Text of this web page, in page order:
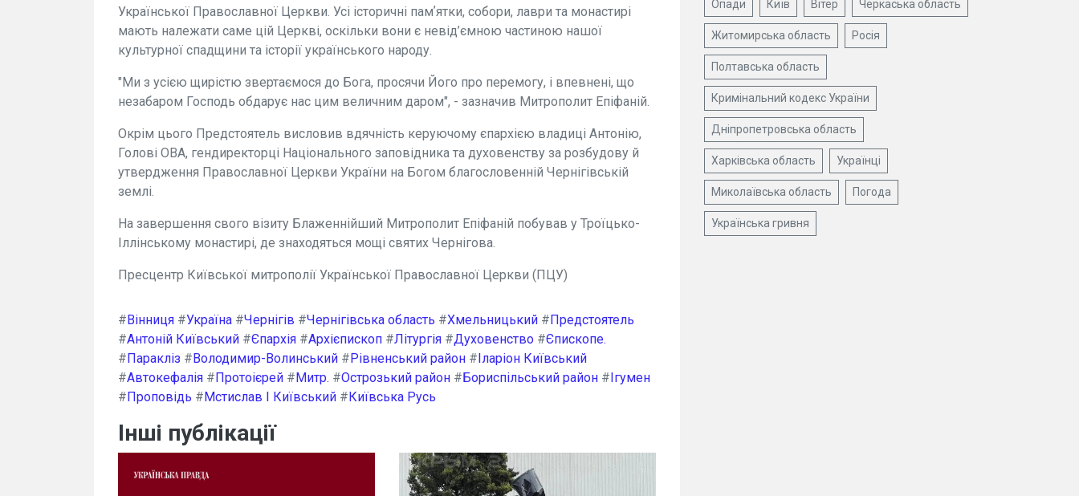
Української Православної Церкви. Усі історичні памʼятки, собори, лаври та монастирі
мають належати саме цій Церкві, оскільки вони є невід’ємною частиною нашої
культурної спадщини та історії українського народу.
"Ми з усією щирістю звертаємося до Бога, просячи Його про перемогу, і впевнені, що
незабаром Господь обдарує нас цим величним даром", - зазначив Митрополит Епіфаній.
Окрім цього Предстоятель висловив вдячність керуючому єпархією владиці Антонію,
Голові ОВА, гендиректорці Національного заповідника та духовенству за розбудову й
утвердження Православної Церкви України на Богом благословенній Чернігівській
землі.
На завершення свого візиту Блаженнійший Митрополит Епіфаній побував у Троїцько-
Іллінському монастирі, де знаходяться мощі святих Чернігова.
Пресцентр Київської митрополії Української Православної Церкви (ПЦУ)
#Вінниця #Україна #Чернігів #Чернігівська область #Хмельницький #Предстоятель
#Антоній Київський #Єпархія #Архієпископ #Літургія #Духовенство #Єпископе.
#Паракліз #Володимир-Волинський #Рівненський район #Іларіон Київський
#Автокефалія #Протоієрей #Митр. #Острозький район #Бориспільський район #Ігумен
#Проповідь #Мстислав I Київський #Київська Русь
Інші публікації
Опади Київ Вітер Черкаська область
Житомирська область Росія
Полтавська область
Кримінальний кодекс України
Дніпропетровська область
Харківська область Українці
Миколаївська область Погода
Українська гривня